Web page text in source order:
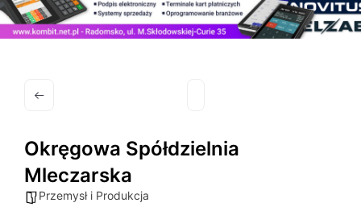
Okręgowa Spółdzielnia
Mleczarska
Przemysł i Produkcja